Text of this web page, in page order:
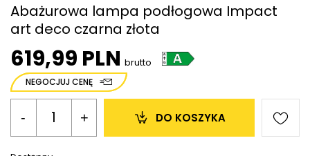
Abażurowa lampa podłogowa Impact
art deco czarna złota
619,99 PLN brutto
NEGOCJUJ CENĘ
- + DO KOSZYKA